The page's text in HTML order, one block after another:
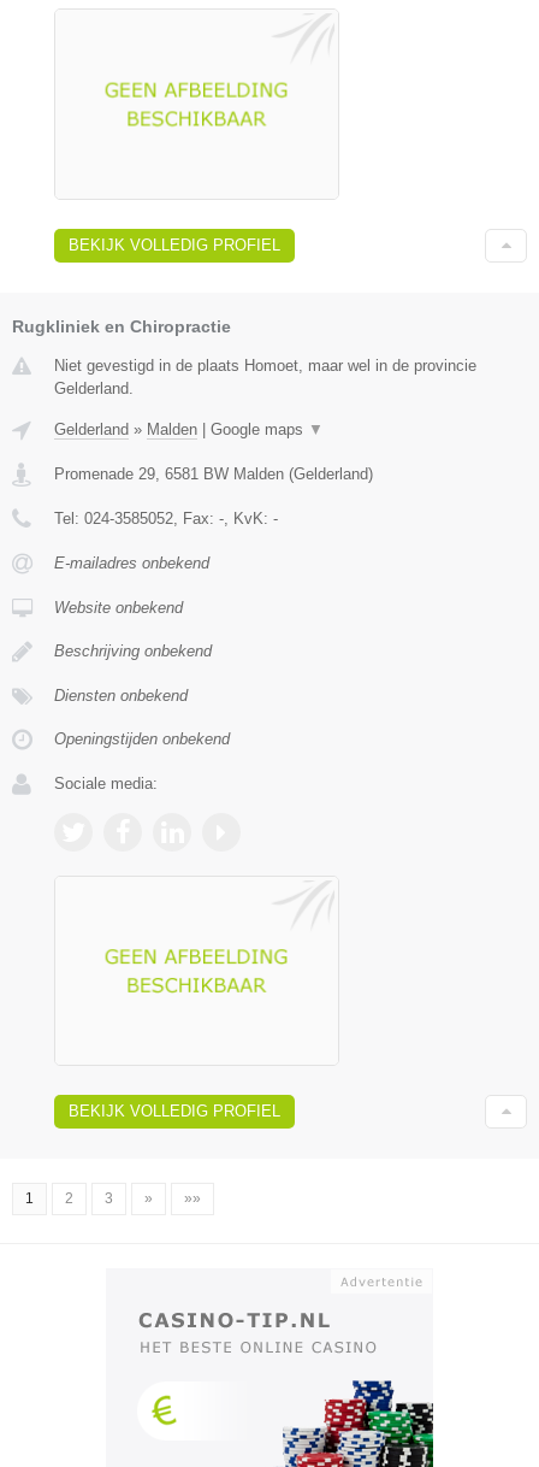
BEKIJK VOLLEDIG PROFIEL
Rugkliniek en Chiropractie
Niet gevestigd in de plaats Homoet, maar wel in de provincie
Gelderland.
Gelderland » Malden Google maps ▼
Promenade 29 6581 BW Malden (Gelderland)
Tel: 024-3585052 , Fax: - , KvK: -
E-mailadres onbekend
Website onbekend
Beschrijving onbekend
Diensten onbekend
Openingstijden onbekend
Sociale media:
BEKIJK VOLLEDIG PROFIEL
1 2 3 » »»